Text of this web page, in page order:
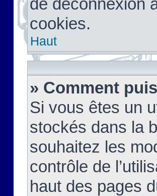
de déconnexion
cookies.
Haut
» Comment
Si vous êtes un
stockés dans la
souhaitez les
contrôle de
haut des pages